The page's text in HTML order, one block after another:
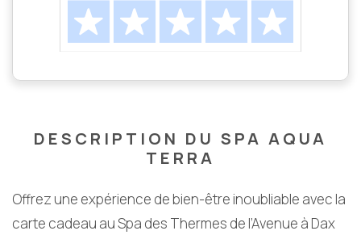
DESCRIPTION DU SPA AQUA
TERRA
Offrez une expérience de bien-être inoubliable avec la
carte cadeau au Spa des Thermes de l’Avenue à Dax